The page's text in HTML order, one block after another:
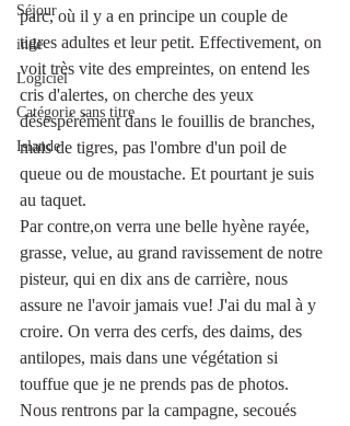
Séjour
inde
Logiciel
Catégorie sans titre
Islande
parc, où il y a en principe un couple de
tigres adultes et leur petit. Effectivement, on
voit très vite des empreintes, on entend les
cris d'alertes, on cherche des yeux
désespérément dans le fouillis de branches,
mais de tigres, pas l'ombre d'un poil de
queue ou de moustache. Et pourtant je suis
au taquet.
Par contre,on verra une belle hyène rayée,
grasse, velue, au grand ravissement de notre
pisteur, qui en dix ans de carrière, nous
assure ne l'avoir jamais vue! J'ai du mal à y
croire. On verra des cerfs, des daims, des
antilopes, mais dans une végétation si
touffue que je ne prends pas de photos.
Nous rentrons par la campagne, secoués